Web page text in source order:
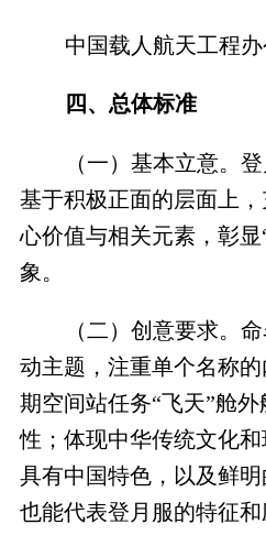
中国载人航天工程办
四、总体标准
（一）基本立意。
基于积极正面的层面上
心价值与相关元素，彰
象。
（二）创意要求。
动主题，注重单个名称
期空间站任务“飞天”舱
性；体现中华传统文化
具有中国特色，以及鲜明
也能代表登月服的特征和